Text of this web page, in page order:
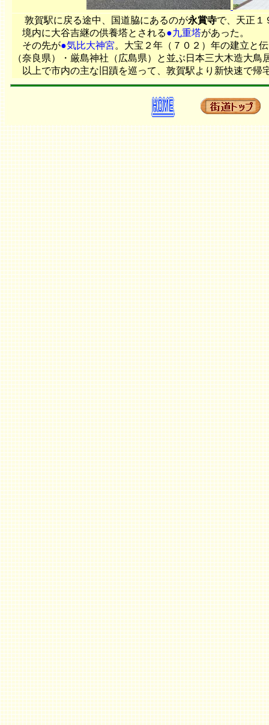
敦賀駅に戻る途中、国道脇にあるのが永賞寺で、天正１
境内に大谷吉継の供養塔とされる●九重塔があった。
その先が●気比大神宮。大宝２年（７０２）年の建立と
（奈良県）・厳島神社（広島県）と並ぶ日本三大木
以上で市内の主な旧蹟を巡って、敦賀駅より新快